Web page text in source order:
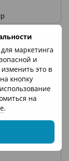
маркетинга
и
это в
кнопку
на
.
хранения
белого цвета